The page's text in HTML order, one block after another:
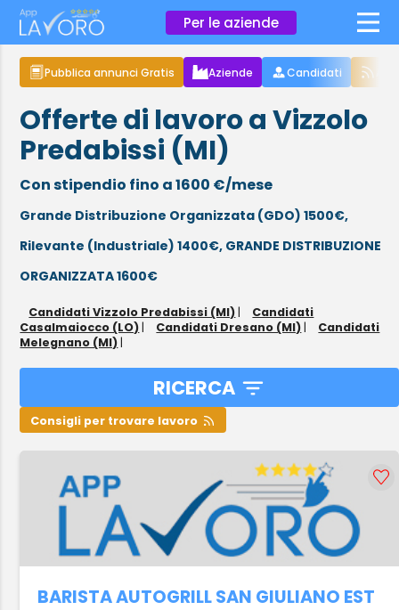
Per le aziende ×
Pubblica annunci Gratis Aziende Candidati
Offerte di lavoro a Vizzolo
Predabissi (MI)
Con stipendio fino a 1600 €/mese
Grande Distribuzione Organizzata (GDO) 1500€,
Rilevante (Industriale) 1400€, GRANDE DISTRIBUZIONE
ORGANIZZATA 1600€
Candidati Vizzolo Predabissi (MI) |
Candidati
Casalmaiocco (LO) | Candidati Dresano (MI) |
Candidati
Melegnano (MI) |
RICERCA
Consigli per trovare lavoro
BARISTA AUTOGRILL SAN GIULIANO EST